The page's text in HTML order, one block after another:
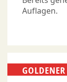
Auflagen.